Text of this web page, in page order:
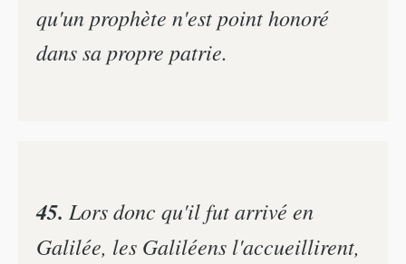
qu'un prophète n'est point honoré
dans sa propre patrie.
45. Lors donc qu'il fut arrivé en
Galilée, les Galiléens l'accueillirent,